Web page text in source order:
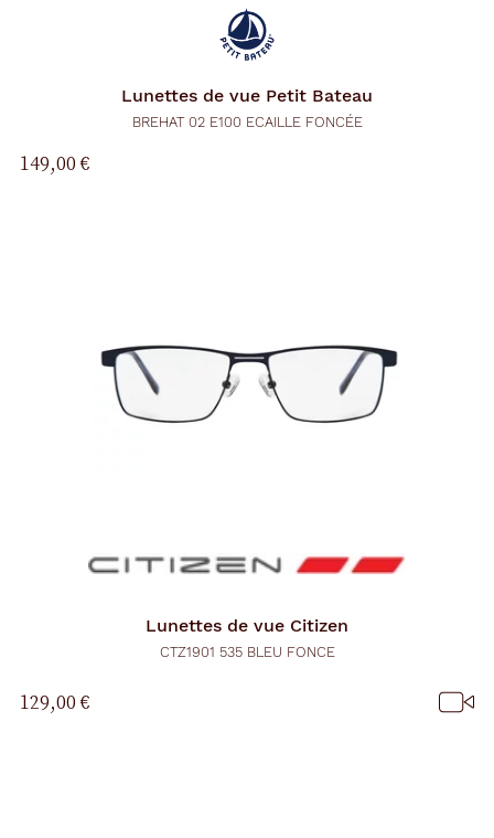
Lunettes de vue Petit Bateau
BREHAT 02 E100 ECAILLE FONCÉE
149,00 €
Lunettes de vue Citizen
CTZ1901 535 BLEU FONCE
129,00 €